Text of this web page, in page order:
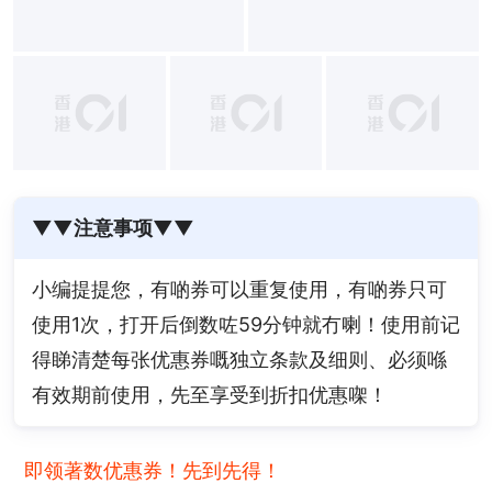
▼▼注意事项▼▼
小编提提您，有啲券可以重复使用，有啲券只可
使用1次，打开后倒数咗59分钟就冇喇！使用前记
得睇清楚每张优惠券嘅独立条款及细则、必须喺
有效期前使用，先至享受到折扣优惠㗎！
即领著数优惠券！先到先得！